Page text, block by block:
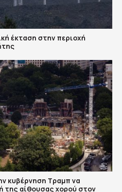
έκταση στην περιοχή
κυβέρνηση Τραμπ να
της αίθουσας χορού στον